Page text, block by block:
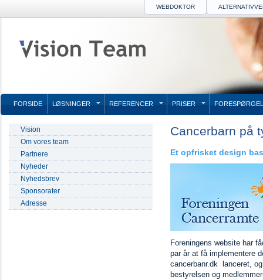
WEBDOKTOR
FORSIDE LØSNINGER REFERENCER PRISER
Vision
Om vores team
Partnere
Nyheder
Nyhedsbrev
Sponsorater
Adresse
Cancerbarn på
Et opfrisket design
Foreningens website har
par år at få implementere
cancerbanr.dk lanceret,
bestyrelsen og